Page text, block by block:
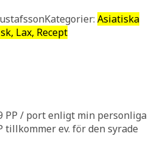
Kategorier: Asiatiska
Lax, Recept
PP / port enligt min personliga
tillkommer ev. för den syrade